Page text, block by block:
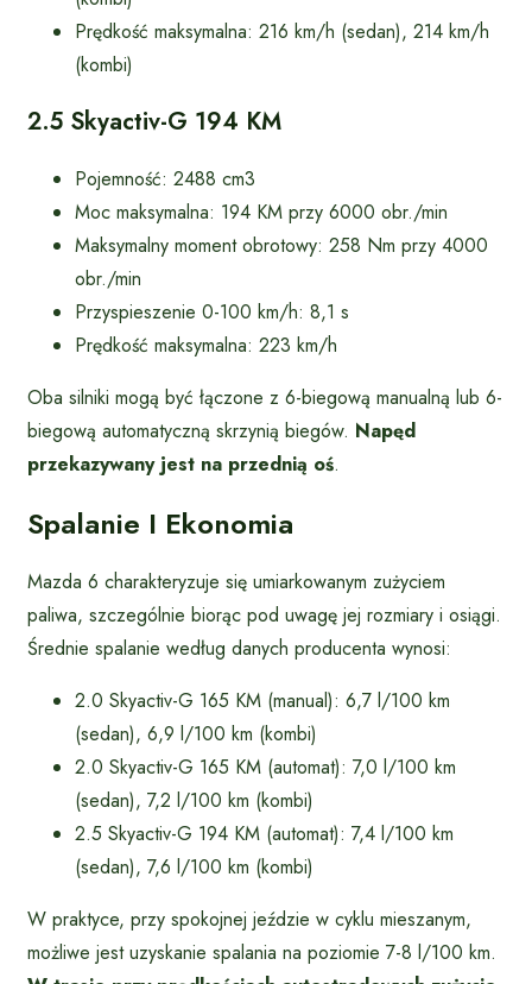
Prędkość maksymalna: 216 km/h (sedan), 214 km/h
(kombi)
2.5 Skyactiv-G 194 KM
Pojemność: 2488 cm3
Moc maksymalna: 194 KM przy 6000 obr./min
Maksymalny moment obrotowy: 258 Nm przy 4000
obr./min
Przyspieszenie 0-100 km/h: 8,1 s
Prędkość maksymalna: 223 km/h
Oba silniki mogą być łączone z 6-biegową manualną lub 6-
biegową automatyczną skrzynią biegów. Napęd
przekazywany jest na przednią oś.
Spalanie I Ekonomia
Mazda 6 charakteryzuje się umiarkowanym zużyciem
paliwa, szczególnie biorąc pod uwagę jej rozmiary i osiągi.
Średnie spalanie według danych producenta wynosi:
2.0 Skyactiv-G 165 KM (manual): 6,7 l/100 km
(sedan), 6,9 l/100 km (kombi)
2.0 Skyactiv-G 165 KM (automat): 7,0 l/100 km
(sedan), 7,2 l/100 km (kombi)
2.5 Skyactiv-G 194 KM (automat): 7,4 l/100 km
(sedan), 7,6 l/100 km (kombi)
W praktyce, przy spokojnej jeździe w cyklu mieszanym,
możliwe jest uzyskanie spalania na poziomie 7-8 l/100 km.